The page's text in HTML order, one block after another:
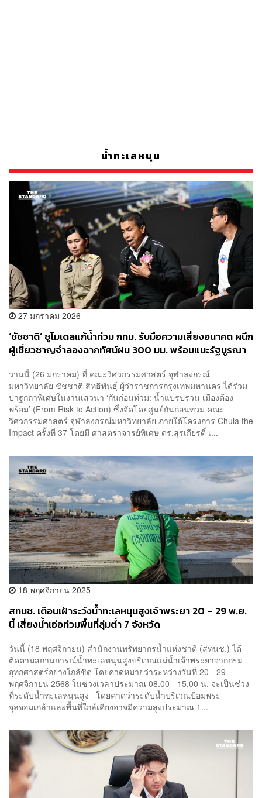
น้ำทะเลหนุน
27 มกราคม 2026
‘ชัชชาติ’ ชูโมเดลแก้น้ำท่วม กทม. รับมือความเสี่ยงอนาคต ผนึก
ผู้เชี่ยวชาญจำลองฉากทัศน์ฝน 300 มม. พร้อมแนะรัฐบูรณา
วานนี้ (26 มกราคม) ที่ คณะวิศวกรรมศาสตร์ จุฬาลงกรณ์
มหาวิทยาลัย ชัชชาติ สิทธิพันธุ์ ผู้ว่าราชการกรุงเทพมหานคร ได้ร่วม
ปาฐกถาพิเศษในงานเสวนา ‘กันก่อนท่วม: น้ำแปรปรวน เมืองต้อง
พร้อม’ (From Risk to Action) ซึ่งจัดโดยศูนย์กันก่อนท่วม คณะ
วิศวกรรมศาสตร์ จุฬาลงกรณ์มหาวิทยาลัย ภายใต้โครงการ Chula the
Impact ครั้งที่ 37 โดยมี ศาสตราจารย์พิเศษ ดร.สุรเกียรติ์ เ...
18 พฤศจิกายน 2025
สทนช. เตือนเฝ้าระวังน้ำทะเลหนุนสูงเจ้าพระยา 20 – 29 พ.ย.
นี้ เสี่ยงน้ำเอ่อท่วมพื้นที่ลุ่มต่ำ 7 จังหวัด
วันนี้ (18 พฤศจิกายน) สำนักงานทรัพยากรน้ำแห่งชาติ (สทนช.) ได้
ติดตามสถานการณ์น้ำทะเลหนุนสูงบริเวณแม่น้ำเจ้าพระยาจากกรม
อุทกศาสตร์อย่างใกล้ชิด โดยคาดหมายว่าระหว่างวันที่ 20 - 29
พฤศจิกายน 2568 ในช่วงเวลาประมาณ 08.00 - 15.00 น. จะเป็นช่วง
ที่ระดับน้ำทะเลหนุนสูง โดยคาดว่าระดับน้ำบริเวณป้อมพระ
จุลจอมเกล้าและพื้นที่ใกล้เคียงอาจมีความสูงประมาณ 1...